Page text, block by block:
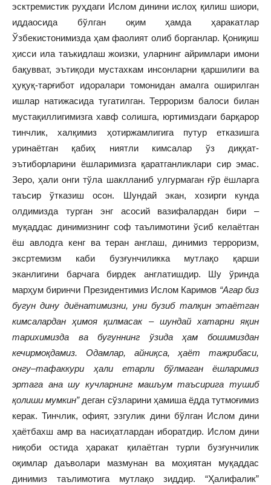
эсктремистик руҳдаги Ислом динини ислоҳ қилиш шиори,
иддаосида бўлган оқим ҳамда ҳаракатлар
Ўзбекистонимизда ҳам фаолият олиб борганлар. Қониқиш
ҳисси ила таъкидлаш жоизки, уларнинг айримлари имони
бақувват, эътиқоди мустахкам инсонларни қаршилиги ва
ҳуқуқ-тарғибот идоралари томонидан амалга оширилган
ишлар натижасида тугатилган. Терроризм балоси билан
мустақиллигимизга хавф солишга, юртимиздаги барқарор
тинчлик, халқимиз ҳотиржамлигига путур етказишга
уринаётган қабиҳ ниятли кимсалар ўз диққат-
эътиборларини ёшларимизга қаратганликлари сир эмас.
Зеро, ҳали онги тўла шаклланиб улгурмаган ғўр ёшларга
таъсир ўтказиш осон. Шундай экан, хозирги кунда
олдимизда турган энг асосий вазифалардан бири –
муқаддас динимизнинг соф таълимотини ўсиб келаётган
ёш авлодга кенг ва теран англаш, динимиз терроризм,
эксртемизм каби бузғунчиликка мутлақо қарши
эканлигини барчага бирдек англатишдир. Шу ўринда
марҳум биринчи Президентимиз Ислом Каримов “Агар биз
бугун дину диёнатимизни, уни бузиб талқин этаётган
кимсаларданҳимоя қилмасак –
шундай хатарни яқин
тарихимизда ва бугуннинг ўзида ҳам бошимиздан
кечирмоқдамиз. Одамлар, айниқса,ҳаёт тажрибаси,
онгу–тафаккури ҳали етарли бўлмаган ёшларимиз
эртага ана шу кучларнинг машъум таъсирига тушиб
қолиши мумкин”деган сўзларини ҳамиша ёдда тутмоғимиз
керак. Тинчлик, офият, эзгулик дини бўлган Ислом дини
ҳаётбахш амр ва насиҳатлардан иборатдир. Ислом дини
ниқоби остида ҳаракат қилаётган турли бузғунчилик
оқимлар даъволари мазмунан ва моҳиятан муқаддас
динимиз таълимотига мутлақо зиддир. “Ҳалифалик”